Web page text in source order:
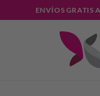
ENVÍOS GRATIS